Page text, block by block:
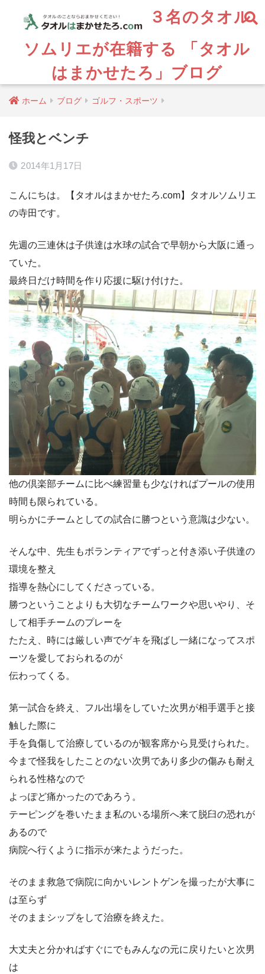
３名のタオル
ソムリエが在籍する 「タオル
はまかせたろ」ブログ
ホーム ブログ ゴルフ・スポーツ
怪我とベンチ
2014年1月17日
こんにちは。【タオルはまかせたろ.com】タオルソムリエ
の寺田です。
先週の三連休は子供達は水球の試合で早朝から大阪に通っ
ていた。
最終日だけ時間を作り応援に駆け付けた。
他の倶楽部チームに比べ練習量も少なければプールの使用
時間も限られている。
明らかにチームとしての試合に勝つという意識は少ない。
そんな中、先生もボランティアでずっと付き添い子供達の
環境を整え
指導を熱心にしてくださっている。
勝つということよりも大切なチームワークや思いやり、そ
して相手チームのプレーを
たたえ、時には厳しい声でゲキを飛ばし一緒になってスポ
ーツを愛しておられるのが
伝わってくる。
第一試合を終え、フル出場をしていた次男が相手選手と接
触した際に
手を負傷して治療しているのが観客席から見受けられた。
今まで怪我をしたことのない次男であり多少の傷みも耐え
られる性格なので
よっぽど痛かったのであろう。
テーピングを巻いたまま私のいる場所へ来て脱臼の恐れが
あるので
病院へ行くように指示が来たようだった。
そのまま救急で病院に向かいレントゲンを撮ったが大事に
は至らず
そのままシップをして治療を終えた。
大丈夫と分かればすぐにでもみんなの元に戻りたいと次男
は